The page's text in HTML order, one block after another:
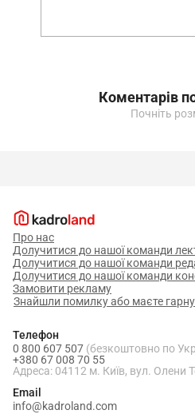
Коментарів
Почніть
Про нас
Долучитися до нашої команди
Долучитися до нашої команди
Долучитися до нашої команди
Замовити рекламу
Знайшли помилку або маєте гарну
Телефон
0 800 607 507 (безкоштовно по
+380 67 008 70 55
Адреса: 04112 м. Київ, вул. Олени
Email
info@kadroland.com